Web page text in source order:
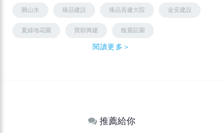
圓山水 臻品建設 臻品吾廬大院 金安建設
夏綠地花園 寶順興建 馥麗莊園
閱讀更多＞
推薦給你